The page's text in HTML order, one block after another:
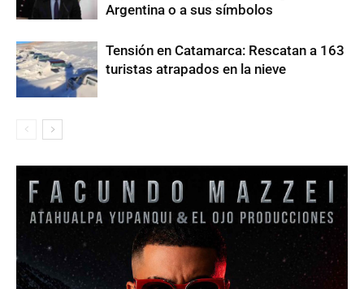
Argentina o a sus símbolos
Tensión en Catamarca: Rescatan a 163
turistas atrapados en la nieve